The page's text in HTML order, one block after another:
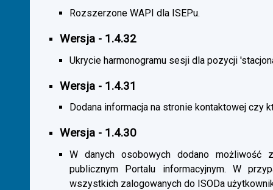
Rozszerzone WAPI dla ISEPu.
Wersja - 1.4.32
Ukrycie harmonogramu sesji dla pozycji
Wersja - 1.4.31
Dodana informacja na stronie kontaktowej czy
Wersja - 1.4.30
W danych osobowych dodano możliwość
publicznym Portalu informacyjnym. W
wszystkich zalogowanych do ISODa